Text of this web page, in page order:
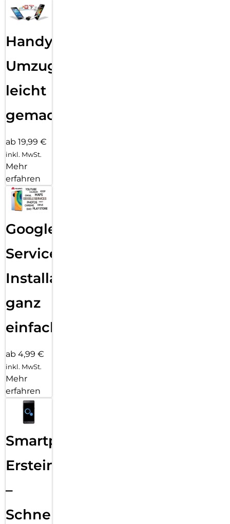
Handy
Umzug
leicht
gemacht!
ab 19,99 €
inkl. MwSt.
Mehr
erfahren
Google
Services
Installation
ganz
einfach
ab 4,99 €
inkl. MwSt.
Mehr
erfahren
Smartphone
Ersteinrichtung
–
Schnelle